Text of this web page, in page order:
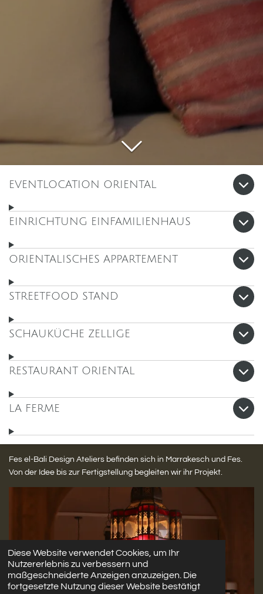
Diese Website verwendet Cookies, um Ihr
Nutzererlebnis zu verbessern und
maßgeschneiderte Anzeigen anzuzeigen. Die
fortgesetzte Nutzung dieser Website bestätigt
EVENTLOCATION ORIENTAL
EINRICHTUNG EINFAMILIENHAUS
ORIENTALISCHES APPARTEMENT
STREETFOOD STAND
SCHAUKÜCHE ZELLIGE
RESTAURANT ORIENTAL
LA FERME
Fes el-Bali Design Ateliers befinden sich in Marrakesch und Fes.
Von der Idee bis zur Fertigstellung begleiten wir ihr Projekt.